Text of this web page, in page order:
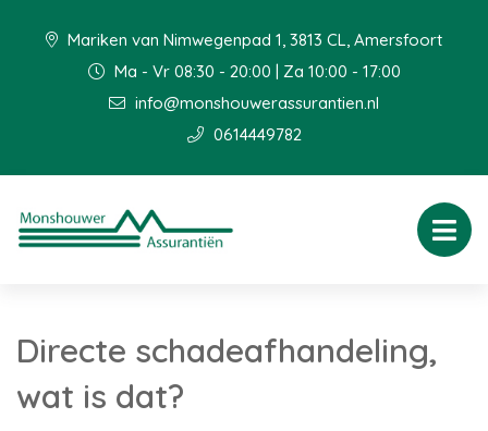
Mariken van Nimwegenpad 1, 3813 CL, Amersfoort
Ma - Vr 08:30 - 20:00 | Za 10:00 - 17:00
info@monshouwerassurantien.nl
0614449782
Directe schadeafhandeling,
wat is dat?